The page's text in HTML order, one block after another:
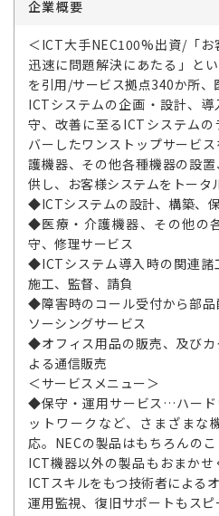
企業概要
＜ICT大手NEC100%出資/「
迅速に問題解決にあたる」と
を引用/サービス拠点340か所
ICTシステムの企画・設計、
守、改善に至るICTシステム
バーしたワンストップサービ
護機器、その他各種機器の設
供し、お客様システムをトータ
◆ICTシステムの設計、構築、
◆医療・介護機器、その他の
守、修理サービス
◆ICTシステム導入時の関連諸
施工、監督、請負
◆障害時のコール受付から部品
ソーシングサービス
◆オフィス用品の販売、及び
よる通信販売
＜サービスメニュー＞
◆保守・運用サービス…ハード
ットワークなど、さまざまな
応。NECの製品はもちろんの
ICT機器以外の製品もおまか
ICTスキルをもつ技術者による
運用監視、復旧サポートもス